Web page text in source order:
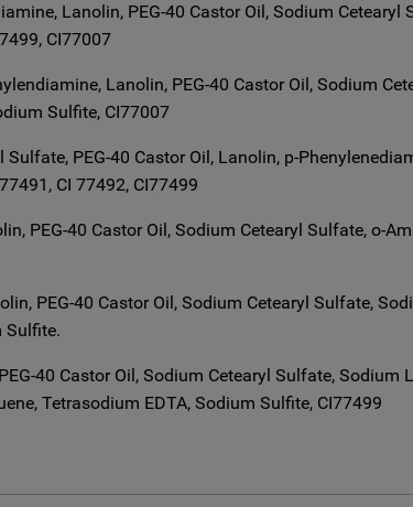
Lanolin, PEG-40 Castor Oil, Sodium
CI77007
Lanolin, PEG-40 Castor Oil, Sodium
Sulfite, CI77007
PEG-40 Castor Oil, Lanolin, p-
CI 77492, CI77499
PEG-40 Castor Oil, Sodium Cetearyl Sulfate, o-
PEG-40 Castor Oil, Sodium Cetearyl Sulfate,
Sulfite.
40 Castor Oil, Sodium Cetearyl Sulfate, Sodium
Tetrasodium EDTA, Sodium Sulfite, CI77499